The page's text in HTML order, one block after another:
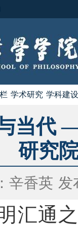
学术研究 学科建设
当代
研究
辛香英 发
汇通